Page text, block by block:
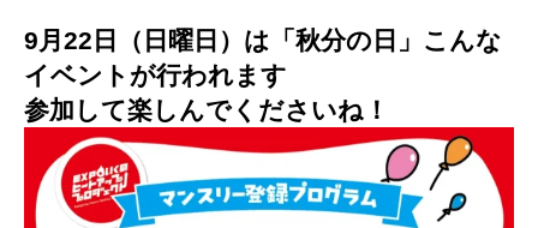
9月22日（日曜日）は「秋分の日」こんな
イベントが行われます
参加して楽しんでくださいね！